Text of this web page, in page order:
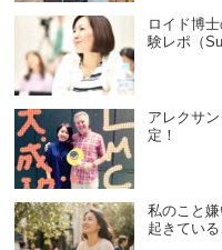
ロイド博
験レポ（
アレクサ
定！
私のこと
起きている